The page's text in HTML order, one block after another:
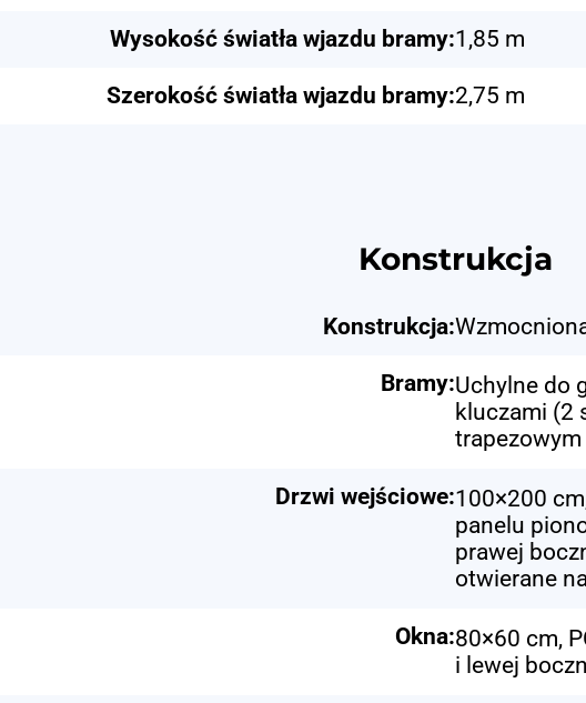
Wysokość światła wjazdu bramy:1,85 m
Szerokość światła wjazdu bramy:2,75 m
Konstrukcja
Konstrukcja:
Bramy:Uchylne do
kluczami (2
Drzwi wejściowe:100×200
panelu
prawej
otwierane
Okna:80×60 cm,
i lewej